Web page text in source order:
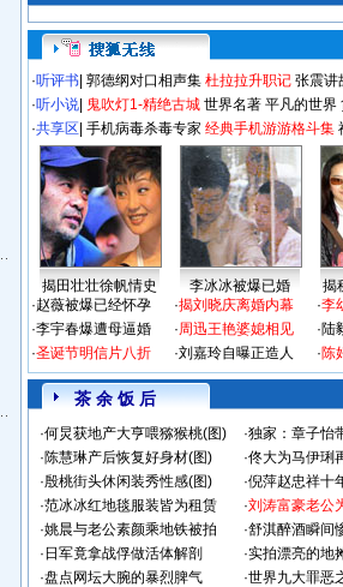
·听评书 郭德纲对口相声集 杜拉拉升职记 张震讲
·听小说 鬼吹灯1-精绝古城 世界名著 平凡的世界
·共享区 手机病毒杀毒专家 经典手机游游格斗集
揭田壮壮徐帆情史 李冰冰被爆已婚
揭
·赵薇被爆已经怀孕
·李宇春爆遭母逼婚
·圣诞节明信片八折
·揭刘晓庆离婚内幕
·周迅王艳婆媳相见
·刘嘉玲自曝正造人
·李
·陆
·陈
茶 余 饭 后
·何炅获地产大亨喂猕猴桃(图) ·独家：章子怡
·陈慧琳产后恢复好身材(图) ·佟大为马伊琍
·殷桃街头休闲装秀性感(图) ·倪萍赵忠祥十
·范冰冰红地毯服装皆为租赁 ·刘涛富豪老公
·姚晨与老公素颜乘地铁被拍 ·舒淇醉酒瞬间
· 日军竟拿战俘做活体解剖 ·实拍漂亮的地
·盘点网坛大腕的暴烈脾气 ·世界九大罪恶